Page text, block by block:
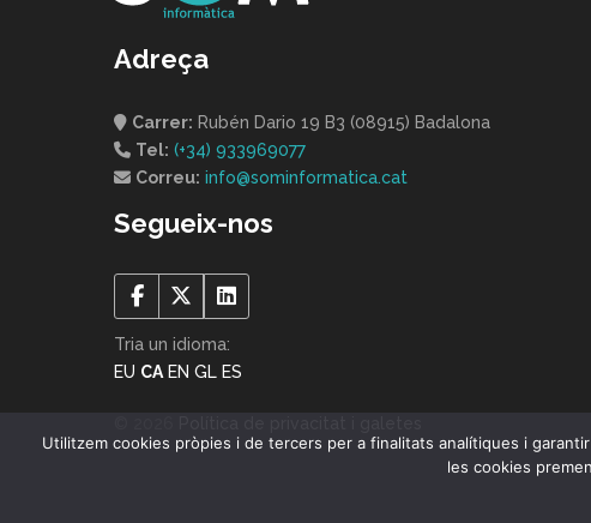
Adreça
Carrer: Rubén Dario 19 B3 (08915) Badalona
Tel: (+34) 933969077
Correu: info@sominformatica.cat
Segueix-nos
Tria un idioma:
EU CA EN GL ES
Utilitzem cookies pròpies i de tercers per a finalitats analítiques i
les cookies